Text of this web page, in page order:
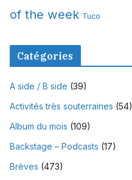
of the week Tuco
Catégories
A side / B side (39)
Activités très souterraines (54)
Album du mois (109)
Backstage – Podcasts (17)
Brèves (473)